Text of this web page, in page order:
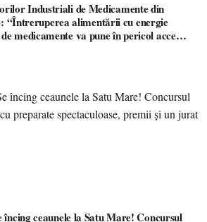
Industriali de Medicamente din
“Întreruperea alimentării cu energie
medicamente va pune în pericol accesul